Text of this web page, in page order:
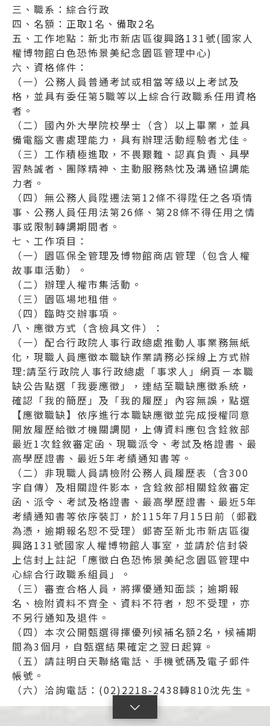
三、職系：綜合行政
四、名額：正取1名、備取2名
五、工作地點：新北市新店區復興路131號(國家人
權博物館白色恐怖景美紀念園區管理中心)
六、資格條件：
（一）公務人員普通考試或相當等級以上考試及
格，並具有委任第5職等以上綜合行政職系任用資格
者。
（二）國內外大學院校學士（含）以上畢業，並具
備電腦文書處理能力，具有辦理活動經驗者尤佳。
（三）工作積極進取，不畏艱難、認真負責、具學
習熱誠者、團隊精神、主動服務熱忱及溝通協調能
力者。
（四）無公務人員陞遷法第12條不得陞任之各項情
事、公務人員任用法第26條、第28條不得任用之情
事或限制轉調期間者。
七、工作項目：
（一）園區保全管理及博物館商店管理（包含人權
故事車活動）。
（二）辦理人權市集活動。
（三）園區場地租借。
（四）臨時交辦事項。
八、應徵方式（含檢具文件）：
（一）配合行政院人事行政總處推動人事業務無紙
化，現職人員應徵本職缺作業請務必採線上方式辦
理:請至行政院人事行政總處「事求人」網頁－本職
缺公告點選「我要應徵」，連結至職缺應徵系統，
確認「我的簡歷」及「我的履歷」內容無誤，點選
【應徵職缺】依序進行本職缺應徵並完成授權同意
開放履歷給徵才機關調閱，上傳資料應包含銓敘部
最近1次銓敘審定函、現職派令、考試及格證書、最
高學歷證書、最近5年考績通知書等。
（二）非現職人員請檢附公務人員履歷表（含300
字自傳）及相關證件影本，含銓敘部相關銓敘審定
函、派令、考試及格證書、最高學歷證書、最近5年
考績通知書等依序裝訂，於115年7月15日前（郵戳
為憑，逾期報名恕不受理）郵寄至新北市新店區復
興路131號國家人權博物館人事室，並請於信封袋
上信封上註記「應徵白色恐怖景美紀念園區管理中
心綜合行政職系組員」。
（三）審查合格人員，將擇優通知面談；逾期報
名、檢附資料不齊全、資料不符者，恕不受理，亦
不另行通知及退件。
（四）本次公開甄選得擇優列候補名額2名，候補期
間為3個月，自甄選結果確定之翌日起算。
（五）請註明白天聯絡電話、手機號碼及電子郵件
帳號。
（六）洽詢電話：(02)2218-2438轉810沈先生。